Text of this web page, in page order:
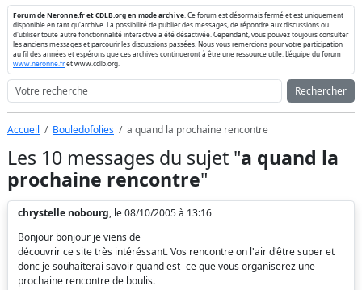
Forum de Neronne.fr et CDLB.org en mode archive . Ce forum est désormais fermé et est uniquement
disponible en tant qu'archive. La possibilité de publier des messages, de répondre aux discussions ou
d'utiliser toute autre fonctionnalité interactive a été désactivée. Cependant, vous pouvez toujours consulter
les anciens messages et parcourir les discussions passées. Nous vous remercions pour votre participation
au fil des années et espérons que ces archives continueront à être une ressource utile. L'équipe du forum
www.neronne.fret www.cdlb.org.
Rechercher
Accueil Bouledofolies a quand la prochaine rencontre
Les 10 messages du sujet "a quand la
prochaine rencontre"
chrystelle nobourg, le 08/10/2005 à 13:16
Bonjour bonjour je viens de
découvrir ce site très intéréssant. Vos rencontre on l'air d'être super et
donc je souhaiterai savoir quand est- ce que vous organiserez une
prochaine rencontre de boulis.